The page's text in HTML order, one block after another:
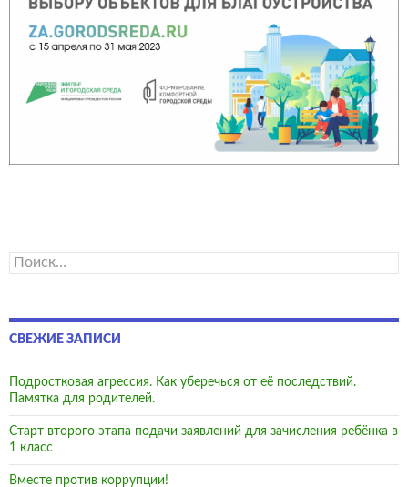
Найти:
СВЕЖИЕ ЗАПИСИ
Подростковая агрессия. Как уберечься от её последствий.
Памятка для родителей.
Старт второго этапа подачи заявлений для зачисления ребёнка в
1 класс
Вместе против коррупции!